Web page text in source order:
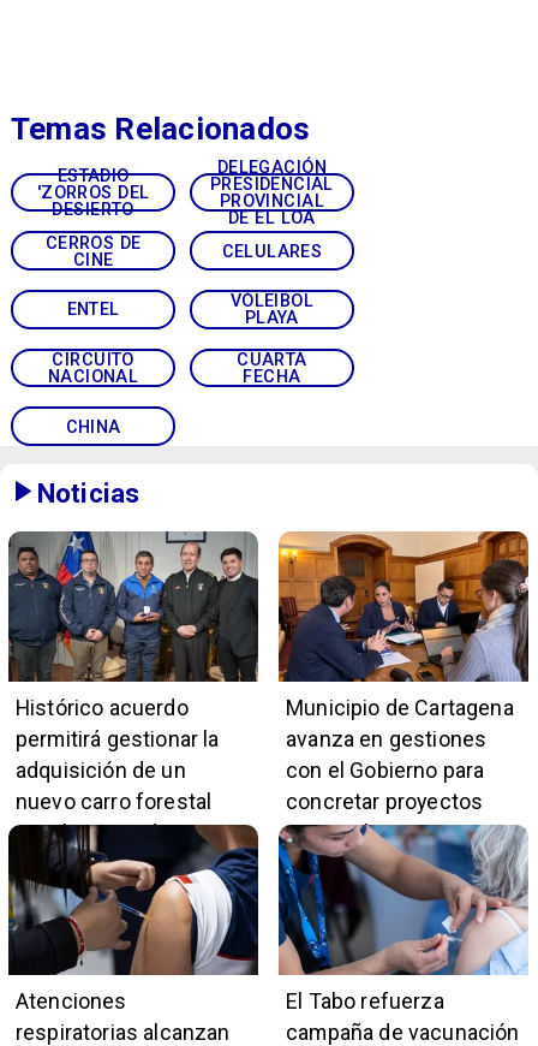
ESTADIO
'ZORROS DEL
DESIERTO
DELEGACIÓN
PRESIDENCIAL
PROVINCIAL
DE EL LOA
CERROS DE
CINE
CELULARES
ENTEL
VÓLEIBOL
PLAYA
CIRCUITO
NACIONAL
CUARTA
FECHA
CHINA
Temas Relacionados
Noticias
Histórico acuerdo
permitirá gestionar la
adquisición de un
nuevo carro forestal
para la Segunda
Compañía de Bomberos
de Las Cruces
Municipio de Cartagena
avanza en gestiones
con el Gobierno para
concretar proyectos
comunales
Atenciones
respiratorias alcanzan
El Tabo refuerza
campaña de vacunación